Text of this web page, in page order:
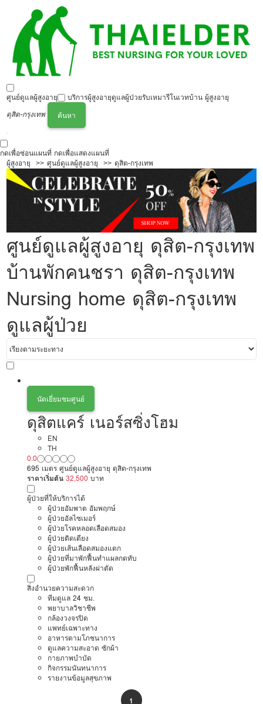
ศูนย์ดูแลผู้สูงอายุ บริการผู้สูงอายุดูแลผู้ป่วยรับเหมารีโนเวทบ้าน ผู้สูงอายุ
ดุสิต-กรุงเทพ
ค้นหา
กดเพื่อซ่อนแผนที่ กดเพื่อแสดงแผนที่
ผู้สูงอายุ
ศูนย์ดูแลผู้สูงอายุ ดุสิต-กรุงเทพ
ศูนย์ดูแลผู้สูงอายุ ดุสิต-กรุงเทพ
บ้านพักคนชรา ดุสิต-กรุงเทพ
Nursing home ดุสิต-กรุงเทพ
ดูแลผู้ป่วย
นัดเยี่ยมชมศูนย์
ดุสิตแคร์ เนอร์สซิ่งโฮม
EN
TH
0.0
695 เมตร ศูนย์ดูแลผู้สูงอายุ ดุสิต-กรุงเทพ
ราคาเริ่มต้น 32,500 บาท
ผู้ป่วยที่ให้บริการได้
ผู้ป่วยอัมพาต อัมพฤกษ์
ผู้ป่วยอัลไซเมอร์
ผู้ป่วยโรคหลอดเลือดสมอง
ผู้ป่วยติดเตียง
ผู้ป่วยเส้นเลือดสมองแตก
ผู้ป่วยที่มาพักฟื้นทำแผลกดทับ
ผู้ป่วยพักฟื้นหลังผ่าตัด
สิ่งอำนวยความสะดวก
ทีมดูแล 24 ชม.
พยาบาลวิชาชีพ
กล้องวงจรปิด
แพทย์เฉพาะทาง
อาหารตามโภชนาการ
ดูแลความสะอาด ซักผ้า
กายภาพบำบัด
กิจกรรมนันทนาการ
รายงานข้อมูลสุขภาพ
1